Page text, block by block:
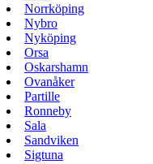
Norrköping
Nybro
Nyköping
Orsa
Oskarshamn
Ovanåker
Partille
Ronneby
Sala
Sandviken
Sigtuna